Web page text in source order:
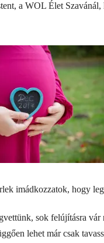
a WOL Élet
imádkozzatok, hogy
sok felújításra
lehet már csak